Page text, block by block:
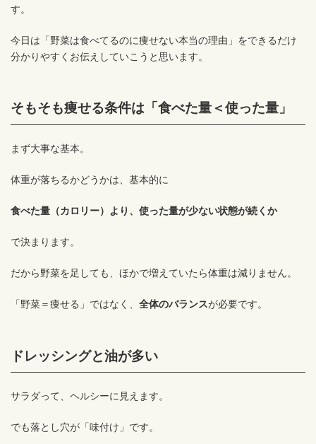
す。
今日は「野菜は食べてるのに痩せない本当の理由」をできるだけ
分かりやすくお伝えしていこうと思います。
そもそも痩せる条件は「食べた量＜使った量」
まず大事な基本。
体重が落ちるかどうかは、基本的に
食べた量（カロリー）より、使った量が少ない状態が続くか
で決まります。
だから野菜を足しても、ほかで増えていたら体重は減りません。
「野菜＝痩せる」ではなく、 全体のバランスが必要です。
ドレッシングと油が多い
サラダって、ヘルシーに見えます。
でも落とし穴が「味付け」です。